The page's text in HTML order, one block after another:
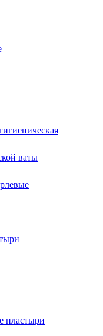
ваты
пластыри